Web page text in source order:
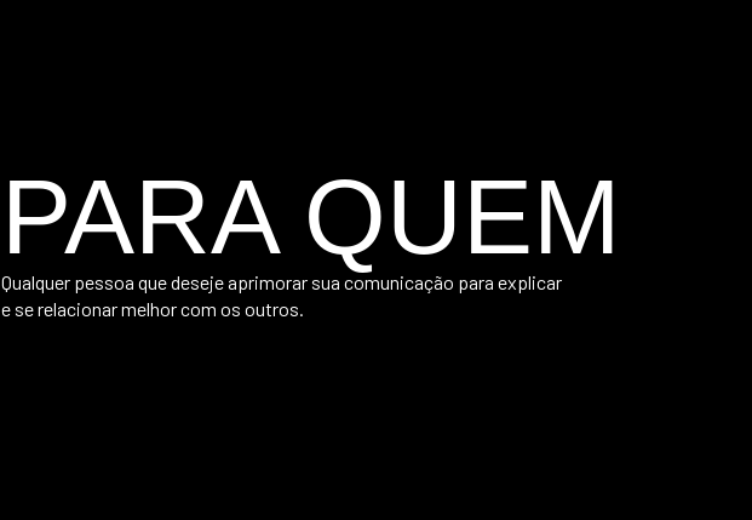
PARA QUEM
Qualquer pessoa que deseje aprimorar sua comunicação para explicar
e se relacionar melhor com os outros.